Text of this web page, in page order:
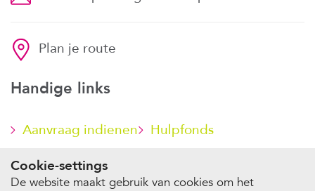
Cookie-settings
De website maakt gebruik van cookies om het
Plan je route
Handige links
Aanvraag indienen
Hulpfonds